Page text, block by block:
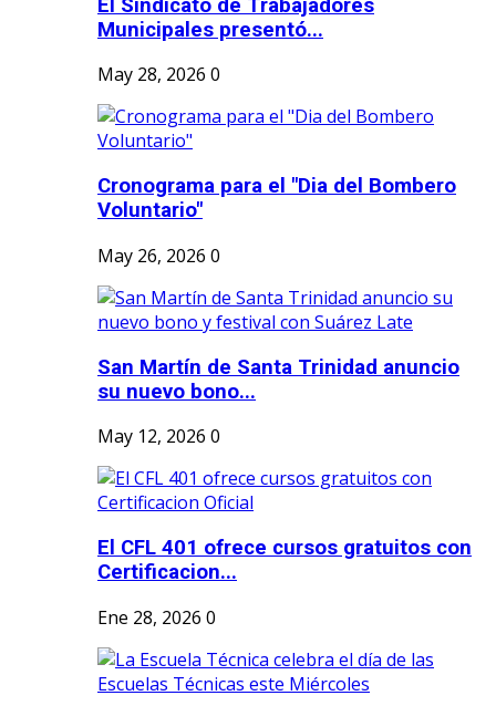
El Sindicato de Trabajadores
Municipales presentó...
May 28, 2026 0
Cronograma para el "Dia del Bombero
Voluntario"
May 26, 2026 0
San Martín de Santa Trinidad anuncio
su nuevo bono...
May 12, 2026 0
El CFL 401 ofrece cursos gratuitos con
Certificacion...
Ene 28, 2026 0